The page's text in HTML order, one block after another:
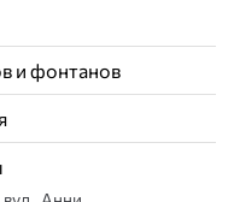
оборудование в
| |
техники, без которой
в загородном доме,
и фонтанов